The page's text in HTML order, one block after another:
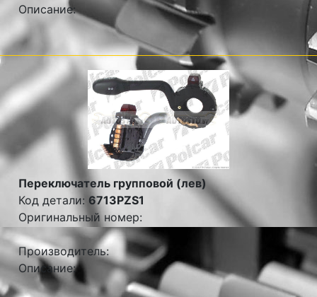
Описание:
Переключатель групповой (лев)
Код детали: 6713PZS1
Оригинальный номер:
Производитель:
Описание: